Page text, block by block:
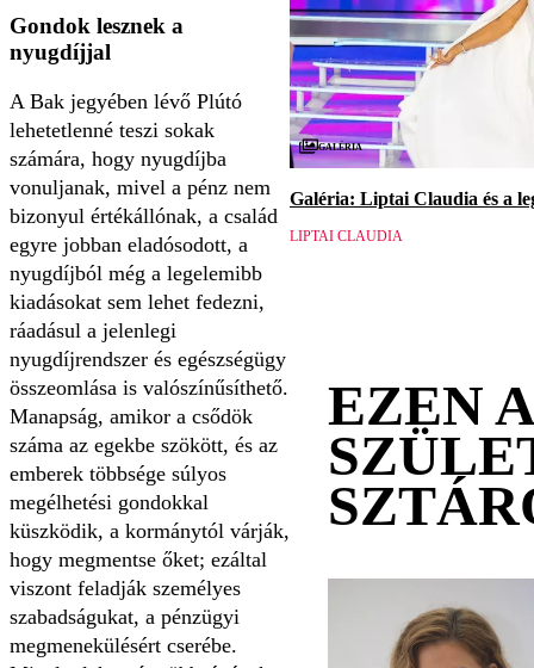
Gondok lesznek a
nyugdíjjal
A Bak jegyében lévő Plútó
lehetetlenné teszi sokak
számára, hogy nyugdíjba
vonuljanak, mivel a pénz nem
bizonyul értékállónak, a család
egyre jobban eladósodott, a
nyugdíjból még a legelemibb
kiadásokat sem lehet fedezni,
ráadásul a jelenlegi
nyugdíjrendszer és egészségügy
összeomlása is valószínűsíthető.
Manapság, amikor a csődök
száma az egekbe szökött, és az
emberek többsége súlyos
megélhetési gondokkal
küszködik, a kormánytól várják,
hogy megmentse őket; ezáltal
viszont feladják személyes
szabadságukat, a pénzügyi
megmenekülésért cserébe.
Galéria
Galéria: Liptai Claudia és a
LIPTAI CLAUDIA
EZEN